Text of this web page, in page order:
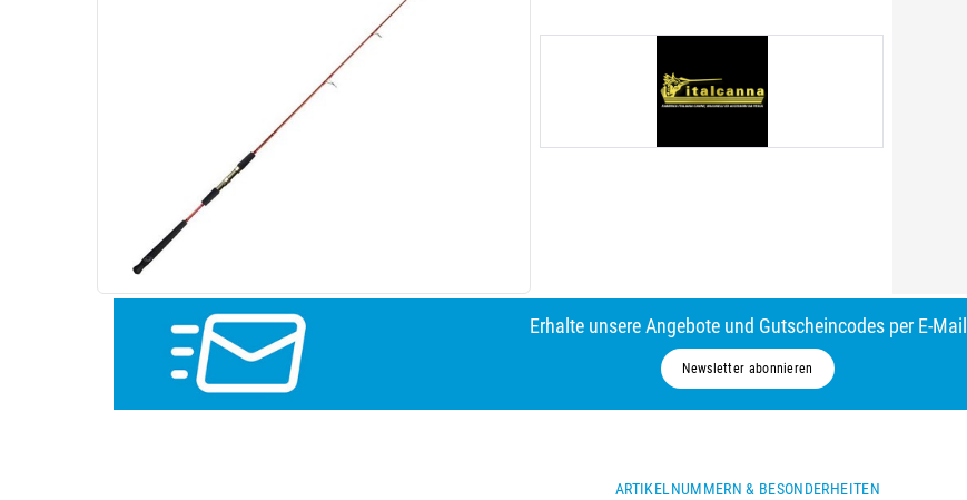
Erhalte unsere Angebote und Gutscheincodes per E-Mail
Newsletter abonnieren
ARTIKELNUMMERN & BESONDERHEITEN